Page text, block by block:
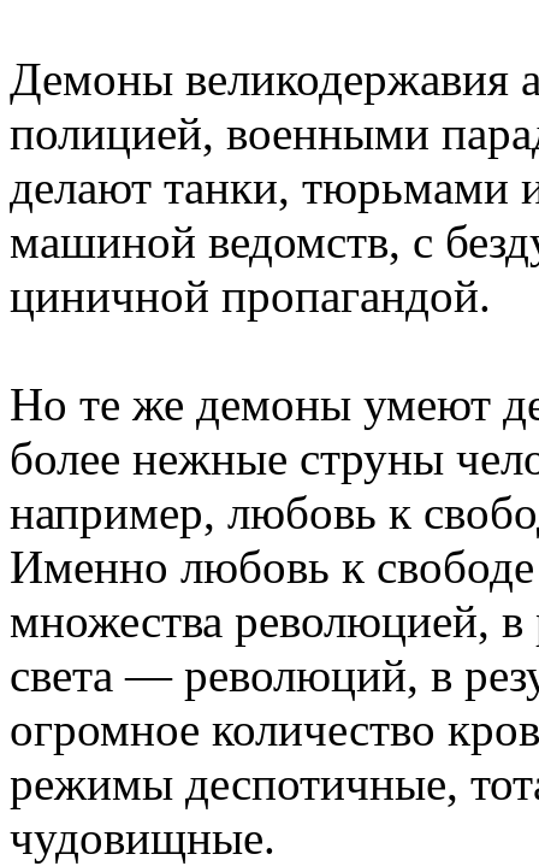
Демоны великодержавия
полицией, военными
делают танки, тюрьмами
машиной ведомств, с
циничной пропагандой.
Но те же демоны умеют
более нежные струны
например, любовь к
Именно любовь к
множества революцией, в
света — революций, в
огромное количество
режимы деспотичные,
чудовищные.